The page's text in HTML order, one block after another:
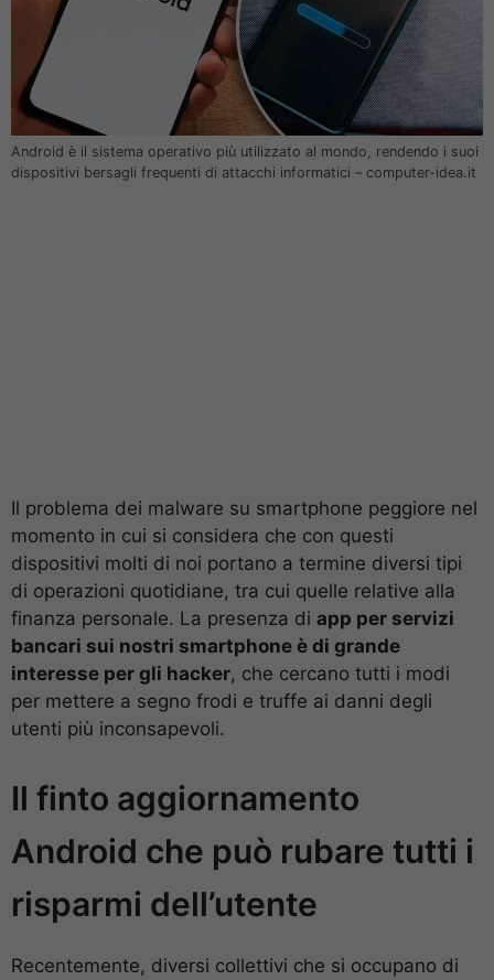
Android è il sistema operativo più utilizzato al mondo, rendendo i suoi
dispositivi bersagli frequenti di attacchi informatici – computer-idea.it
Il problema dei malware su smartphone peggiore nel
momento in cui si considera che con questi
dispositivi molti di noi portano a termine diversi tipi
di operazioni quotidiane, tra cui quelle relative alla
finanza personale. La presenza di app per servizi
bancari sui nostri smartphone è di grande
interesse per gli hacker, che cercano tutti i modi
per mettere a segno frodi e truffe ai danni degli
utenti più inconsapevoli.
Il finto aggiornamento
Android che può rubare tutti i
risparmi dell’utente
Recentemente, diversi collettivi che si occupano di